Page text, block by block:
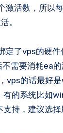
。
了vps的硬
需要消耗ea
vps的话最好
的系统比如
持，建议选